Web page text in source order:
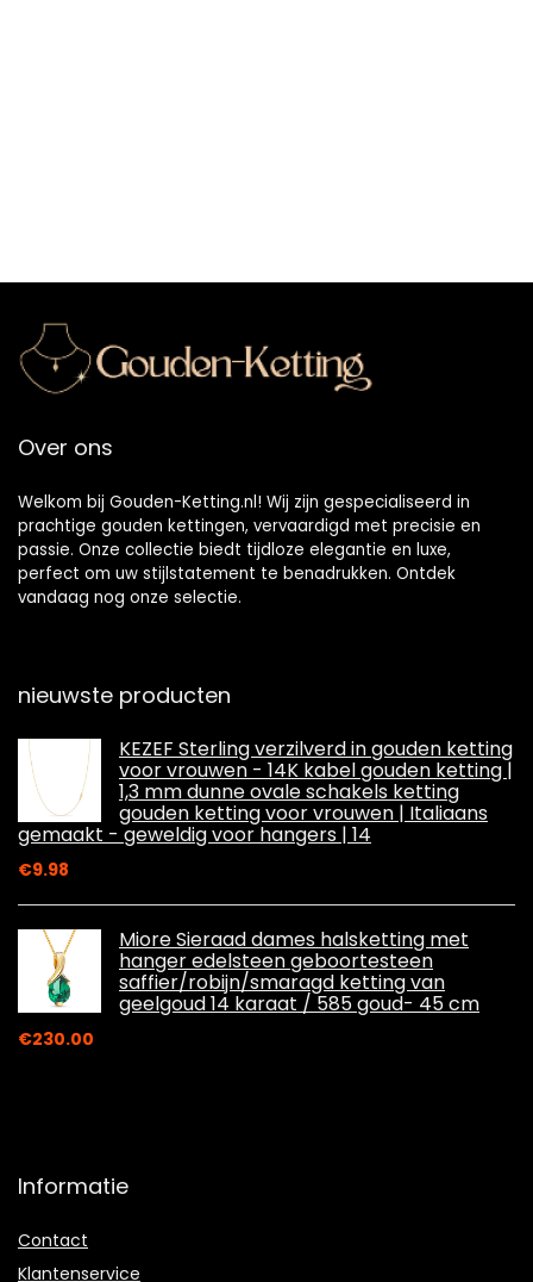
Over ons
Welkom bij Gouden-Ketting.nl! Wij zijn gespecialiseerd in
prachtige gouden kettingen, vervaardigd met precisie en
passie. Onze collectie biedt tijdloze elegantie en luxe,
perfect om uw stijlstatement te benadrukken. Ontdek
vandaag nog onze selectie.
nieuwste producten
KEZEF Sterling verzilverd in gouden ketting
voor vrouwen - 14K kabel gouden ketting |
1,3 mm dunne ovale schakels ketting
gouden ketting voor vrouwen | Italiaans
gemaakt - geweldig voor hangers | 14
€9.98
Miore Sieraad dames halsketting met
hanger edelsteen geboortesteen
saffier/robijn/smaragd ketting van
geelgoud 14 karaat / 585 goud- 45 cm
€230.00
Informatie
Contact
Klantenservice